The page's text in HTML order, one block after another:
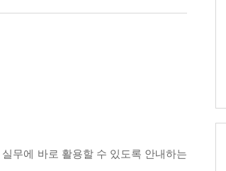
무에 바로 활용할 수 있도록 안내하는